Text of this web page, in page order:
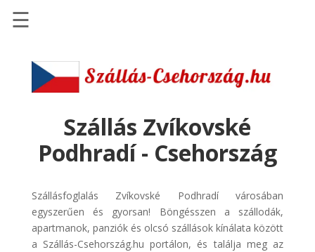
Szállások
Szállásinfo.eu
Repülőjegy
pénzvisszatérítéssel
Discover
Cars
☰
Szállás Zvíkovské
Podhradí - Csehország
Szállásfoglalás Zvíkovské Podhradí városában
egyszerűen és gyorsan! Böngésszen a szállodák,
apartmanok, panziók és olcsó szállások kínálata között
a Szállás-Csehország.hu portálon, és találja meg az